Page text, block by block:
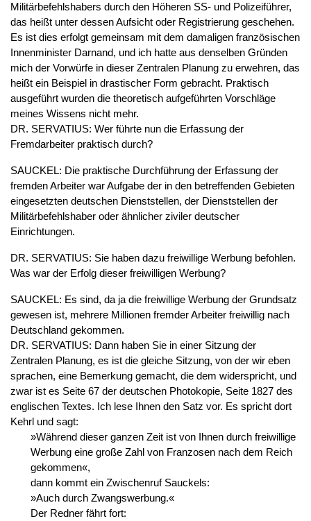
Militärbefehlshabers durch den Höheren SS- und Polizeiführer,
das heißt unter dessen Aufsicht oder Registrierung geschehen.
Es ist dies erfolgt gemeinsam mit dem damaligen französischen
Innenminister Darnand, und ich hatte aus denselben Gründen
mich der Vorwürfe in dieser Zentralen Planung zu erwehren, das
heißt ein Beispiel in drastischer Form gebracht. Praktisch
ausgeführt wurden die theoretisch aufgeführten Vorschläge
meines Wissens nicht mehr.
DR. SERVATIUS: Wer führte nun die Erfassung der
Fremdarbeiter praktisch durch?
SAUCKEL: Die praktische Durchführung der Erfassung der
fremden Arbeiter war Aufgabe der in den betreffenden Gebieten
eingesetzten deutschen Dienststellen, der Dienststellen der
Militärbefehlshaber oder ähnlicher ziviler deutscher
Einrichtungen.
DR. SERVATIUS: Sie haben dazu freiwillige Werbung befohlen.
Was war der Erfolg dieser freiwilligen Werbung?
SAUCKEL: Es sind, da ja die freiwillige Werbung der Grundsatz
gewesen ist, mehrere Millionen fremder Arbeiter freiwillig nach
Deutschland gekommen.
DR. SERVATIUS: Dann haben Sie in einer Sitzung der
Zentralen Planung, es ist die gleiche Sitzung, von der wir eben
sprachen, eine Bemerkung gemacht, die dem widerspricht, und
zwar ist es Seite 67 der deutschen Photokopie, Seite 1827 des
englischen Textes. Ich lese Ihnen den Satz vor. Es spricht dort
Kehrl und sagt:
»Während dieser ganzen Zeit ist von Ihnen durch freiwillige
Werbung eine große Zahl von Franzosen nach dem Reich
gekommen«,
dann kommt ein Zwischenruf Sauckels:
»Auch durch Zwangswerbung.«
Der Redner fährt fort: